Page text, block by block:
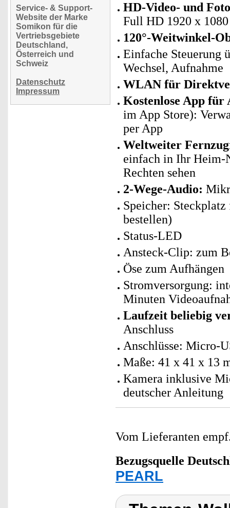
Service- & Support-
Website der Marke
Somikon für die
Vertriebsgebiete
Deutschland,
Österreich und
Schweiz
Datenschutz
Impressum
HD-Video- und
Full HD 1920 x
120°-Weitwinkel-
Einfache Steuerung
Wechsel, Aufnahme
WLAN für
Kostenlose App für
im App Store):
per App
Weltweiter
einfach in Ihr Heim-
Rechten sehen
2-Wege-Audio:
Speicher:
bestellen)
Status-LED
Ansteck-Clip: zum
Öse zum Aufhängen
Stromversorgung:
Minuten
Laufzeit beliebig
Anschluss
Anschlüsse: Micro-
Maße: 41 x 41 x 13
Kamera inklusive
deutscher Anleitung
Vom Lieferanten
Bezugsquelle
PEARL